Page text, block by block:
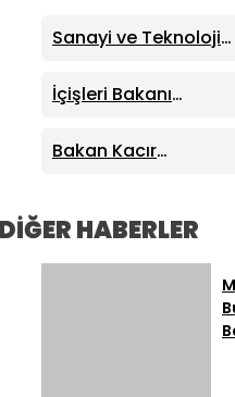
Sanayi ve Teknoloji
Kacır’dan “Kutuplarda
Sıfır Atık” Kitabı
Açıklamalar
İçişleri Bakanı
Sinop’ta Yeni Hizmet
Binalarının Açılışını
Bakan Kacır
914 Milyon TL Destek
HABERLER